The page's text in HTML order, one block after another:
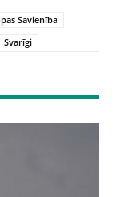
Savienība
Svarīgi